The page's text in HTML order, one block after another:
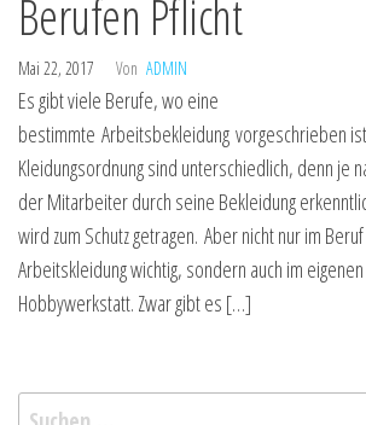
Berufen Pflicht
Mai 22, 2017 Von ADMIN
Es gibt viele Berufe, wo eine
bestimmte Arbeitsbekleidung vorgeschrieben
Kleidungsordnung sind unterschiedlich, denn je
der Mitarbeiter durch seine Bekleidung
wird zum Schutz getragen. Aber nicht nur im
Arbeitskleidung wichtig, sondern auch im
Hobbywerkstatt. Zwar gibt es […]
Suchen